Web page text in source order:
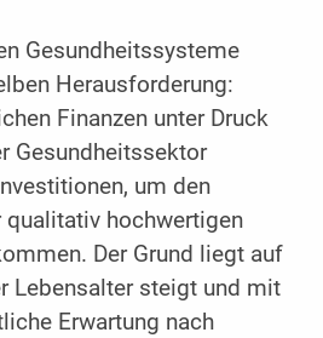
Gesundheitssysteme
Herausforderung:
Finanzen unter Druck
Gesundheitssektor
um den
qualitativ hochwertigen
Der Grund liegt auf
Lebensalter steigt und mit
Erwartung nach